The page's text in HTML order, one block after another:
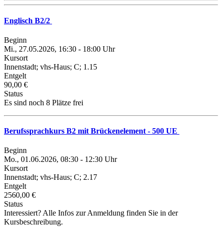
Englisch B2/2
Beginn
Mi., 27.05.2026, 16:30 - 18:00 Uhr
Kursort
Innenstadt; vhs-Haus; C; 1.15
Entgelt
90,00 €
Status
Es sind noch 8 Plätze frei
Berufssprachkurs B2 mit Brückenelement - 500 UE
Beginn
Mo., 01.06.2026, 08:30 - 12:30 Uhr
Kursort
Innenstadt; vhs-Haus; C; 2.17
Entgelt
2560,00 €
Status
Interessiert? Alle Infos zur Anmeldung finden Sie in der
Kursbeschreibung.